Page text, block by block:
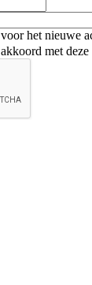
het nieuwe
met